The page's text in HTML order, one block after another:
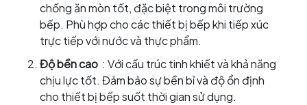
chống ăn mòn tốt, đặc biệt trong môi trường
bếp. Phù hợp cho các thiết bị bếp khi tiếp xúc
trực tiếp với nước và thực phẩm.
Độ bền cao : Với cấu trúc tinh khiết và khả năng
chịu lực tốt. Đảm bảo sự bền bỉ và độ ổn định
cho thiết bị bếp suốt thời gian sử dụng.